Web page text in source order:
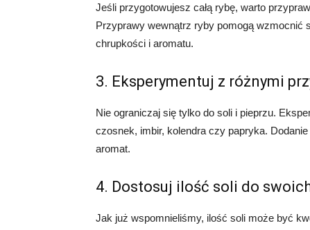
Jeśli przygotowujesz całą rybę, warto
Przyprawy wewnątrz ryby pomogą wzmocnić
chrupkości i aromatu.
3. Eksperymentuj z różnymi
Nie ograniczaj się tylko do soli i pieprzu.
czosnek, imbir, kolendra czy papryka.
aromat.
4. Dostosuj ilość soli do
Jak już wspomnieliśmy, ilość soli może być